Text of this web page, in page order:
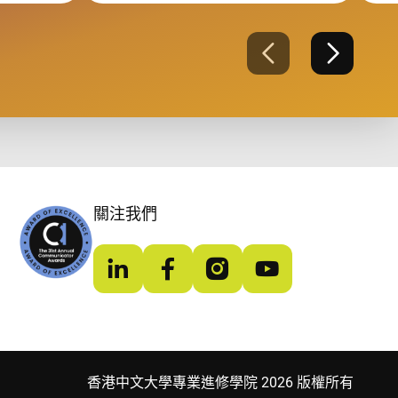
上一張 下一張
關注我們
LinkedInFacebookInstagramYouTube
香港中文大學專業進修學院 2026 版權所有